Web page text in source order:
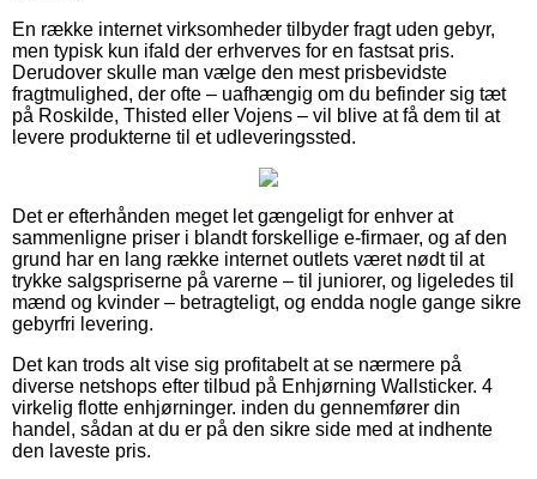
En række internet virksomheder tilbyder fragt uden gebyr,
men typisk kun ifald der erhverves for en fastsat pris.
Derudover skulle man vælge den mest prisbevidste
fragtmulighed, der ofte – uafhængig om du befinder sig tæt
på Roskilde, Thisted eller Vojens – vil blive at få dem til at
levere produkterne til et udleveringssted.
Det er efterhånden meget let gængeligt for enhver at
sammenligne priser i blandt forskellige e-firmaer, og af den
grund har en lang række internet outlets været nødt til at
trykke salgspriserne på varerne – til juniorer, og ligeledes til
mænd og kvinder – betragteligt, og endda nogle gange sikre
gebyrfri levering.
Det kan trods alt vise sig profitabelt at se nærmere på
diverse netshops efter tilbud på Enhjørning Wallsticker. 4
virkelig flotte enhjørninger. inden du gennemfører din
handel, sådan at du er på den sikre side med at indhente
den laveste pris.